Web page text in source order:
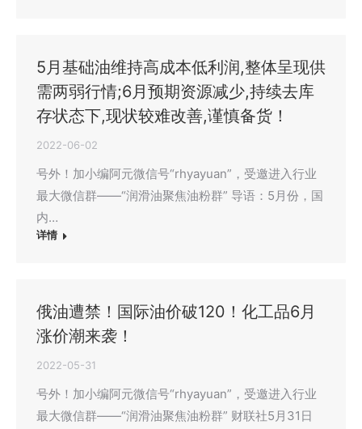
5月基础油维持高成本低利润,整体呈现供
需两弱行情;6月预期资源减少,持续去库
存状态下,现状较难改善,谨慎备货！
2022-06-02
号外！加小编阿元微信号“rhyayuan”，受邀进入行业
最大微信群——“润滑油聚焦油粉群” 导语：5月份，国
内…
详情
俄油遭禁！国际油价破120！化工品6月
涨价潮来袭！
2022-05-31
号外！加小编阿元微信号“rhyayuan”，受邀进入行业
最大微信群——“润滑油聚焦油粉群” 财联社5月31日